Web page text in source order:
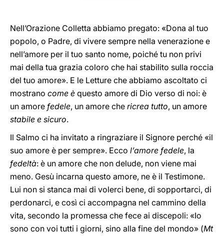
Nell’Orazione Colletta abbiamo pregato: «Dona al tuo
popolo, o Padre, di vivere sempre nella venerazione e
nell’amore per il tuo santo nome, poiché tu non privi
mai della tua grazia coloro che hai stabilito sulla roccia
del tuo amore». E le Letture che abbiamo ascoltato ci
mostrano come è questo amore di Dio verso di noi: è
un amore fedele, un amore che ricrea tutto, un amore
stabile e sicuro.
Il Salmo ci ha invitato a ringraziare il Signore perché «il
suo amore è per sempre». Ecco l’amore fedele, la
fedeltà: è un amore che non delude, non viene mai
meno. Gesù incarna questo amore, ne è il Testimone.
Lui non si stanca mai di volerci bene, di sopportarci, di
perdonarci, e così ci accompagna nel cammino della
vita, secondo la promessa che fece ai discepoli: «Io
sono con voi tutti i giorni, sino alla fine del mondo» (Mt